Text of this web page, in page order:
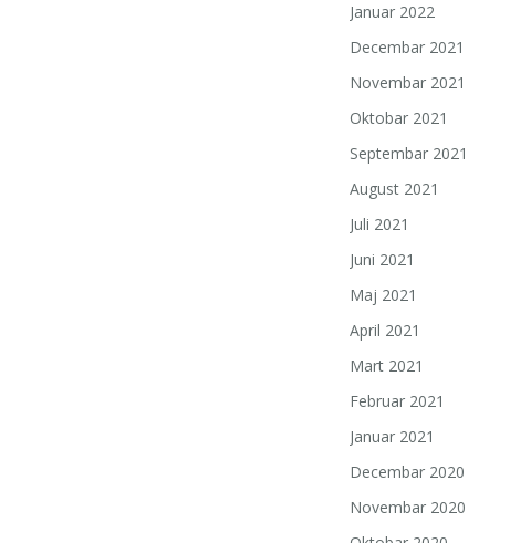
Januar 2022
Decembar 2021
Novembar 2021
Oktobar 2021
Septembar 2021
August 2021
Juli 2021
Juni 2021
Maj 2021
April 2021
Mart 2021
Februar 2021
Januar 2021
Decembar 2020
Novembar 2020